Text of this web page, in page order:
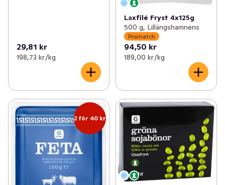
29,81 kr
198,73 kr /kg
Laxfilé Fryst 4x125g
500 g, Lillängshamnens
Prismatch
94,50 kr
189,00 kr /kg
2 för 40 kr